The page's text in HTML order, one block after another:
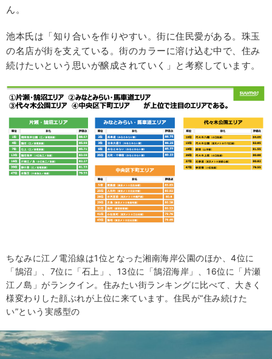
ん。
池本氏は「知り合いを作りやすい。街に住民愛がある。珠玉
の名店が街を支えている。街のカラーに溶け込む中で、住み
続けたいという思いが醸成されていく」と考察しています。
ちなみに江ノ電沿線は1位となった湘南海岸公園のほか、4位に
「鵠沼」、7位に「石上」、13位に「鵠沼海岸」、16位に「片瀬
江ノ島」がランクイン。住みたい街ランキングに比べて、大きく
様変わりした顔ぶれが上位に来ています。住民が“住み続けた
い”という実感型の